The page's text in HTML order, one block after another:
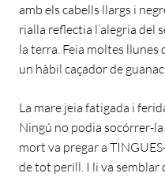
amb els cabells llargs i
rialla reflectia l’alegria del
la terra. Feia moltes llunes
un hàbil caçador de
La mare jeia fatigada i
Ningú no podia socórrer-
mort va pregar a
de tot perill. I li va